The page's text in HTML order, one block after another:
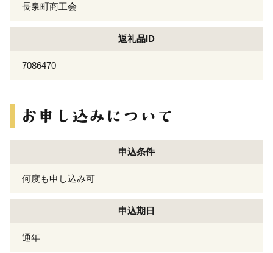
長泉町商工会
返礼品ID
7086470
申込条件
何度も申し込み可
申込期日
通年